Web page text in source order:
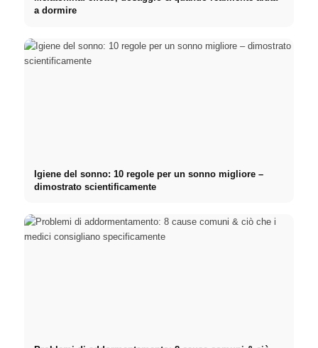
a dormire
Igiene del sonno: 10 regole per un sonno migliore –
dimostrato scientificamente